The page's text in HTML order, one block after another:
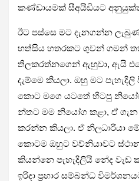
කණ්ඩා­ය­මක් සීඅ­යි­ඩි­යට
ඊට පස්සෙ මට දැන­ගන්න
හත්සිය හත­ර­කට ගුවන් ගමන්
තිල­ක­ර­ත්න­ගෙන් ඇහුවා, ඇයි
දැම්මෙ කියලා. ඔහු මට
කොට මගෙ යටතේ හිටපු
න්තට මම නියෝග කළා, ඒ
කරන්න කියලා. ඒ නිල­ධා­රියා
කොටම ඔහුට වව්නි­යා­වට
කියන්නෙ පැහැ­දි­ලියි නේද වැඩ
ඉරිදා ප්‍රහාර සම්බන්ධ